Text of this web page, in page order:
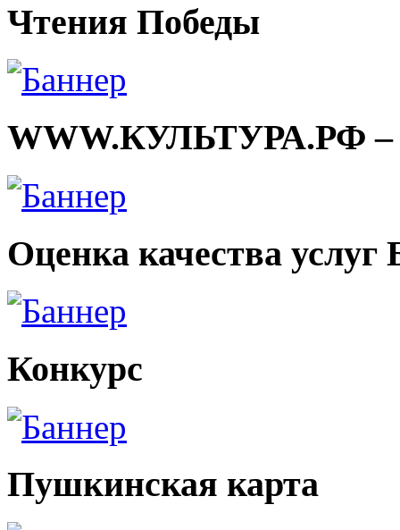
Чтения Победы
WWW.КУЛЬТУРА.РФ –
Оценка качества
Конкурс
Пушкинская карта